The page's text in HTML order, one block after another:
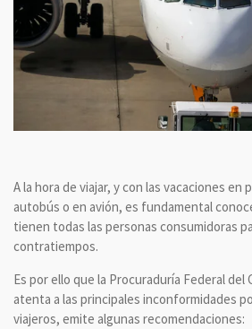
A la hora de viajar, y con las vacaciones en
autobús o en avión, es fundamental
tienen todas las personas consumidoras
contratiempos.
Es por ello que la Procuraduría Federal
atenta a las principales inconformidades
viajeros, emite algunas recomendaciones: